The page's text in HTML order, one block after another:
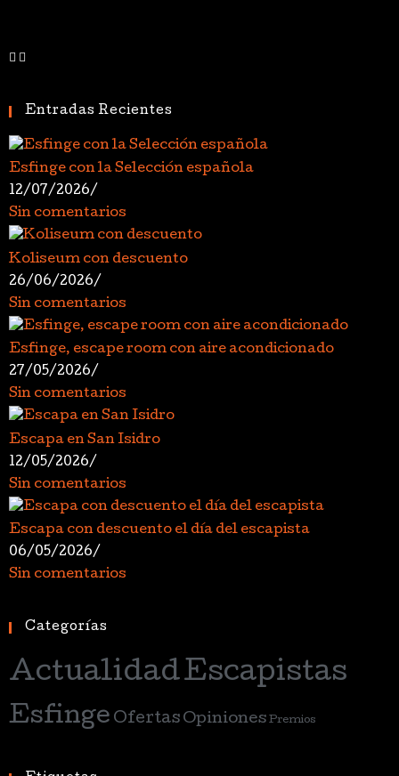
Entradas Recientes
Esfinge con la Selección española
12/07/2026/
Sin comentarios
Koliseum con descuento
26/06/2026/
Sin comentarios
Esfinge, escape room con aire acondicionado
27/05/2026/
Sin comentarios
Escapa en San Isidro
12/05/2026/
Sin comentarios
Escapa con descuento el día del escapista
06/05/2026/
Sin comentarios
Categorías
ActualidadEscapistas
Esfinge Ofertas Opiniones Premios